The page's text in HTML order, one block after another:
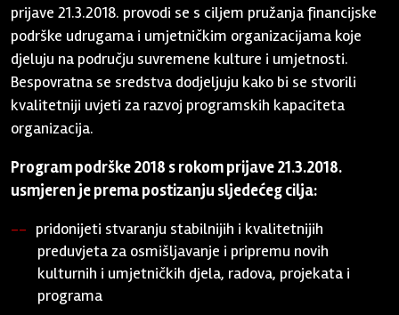
prijave 21.3.2018. provodi se s ciljem pružanja financijske
podrške udrugama i umjetničkim organizacijama koje
djeluju na području suvremene kulture i umjetnosti.
Bespovratna se sredstva dodjeljuju kako bi se stvorili
kvalitetniji uvjeti za razvoj programskih kapaciteta
organizacija.
Program podrške 2018 s rokom prijave 21.3.2018.
usmjeren je prema postizanju sljedećeg cilja:
pridonijeti stvaranju stabilnijih i kvalitetnijih
preduvjeta za osmišljavanje i pripremu novih
kulturnih i umjetničkih djela, radova, projekata i
programa